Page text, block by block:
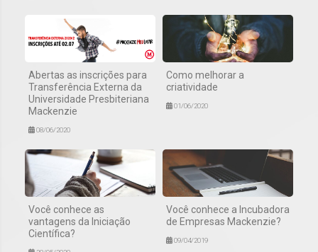
Abertas as inscrições para
Transferência Externa da
Universidade Presbiteriana
Mackenzie
08/06/2020
Como melhorar a
criatividade
01/06/2020
Você conhece as
vantagens da Iniciação
Científica?
Você conhece a Incubadora
de Empresas Mackenzie?
09/04/2019